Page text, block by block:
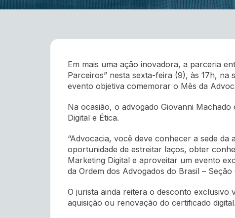
Em mais uma ação inovadora, a parceria
Parceiros” nesta sexta-feira (9), às 17h, na
evento objetiva comemorar o Mês da
Na ocasião, o advogado Giovanni
Digital e Ética.
“Advocacia, você deve conhecer a sede da
oportunidade de estreitar laços, obter
Marketing Digital e aproveitar um evento
da Ordem dos Advogados do Brasil – Seção
O jurista ainda reitera o desconto exclusivo
aquisição ou renovação do certificado digital.